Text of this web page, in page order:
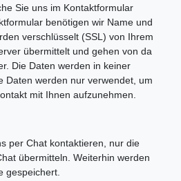
Sie uns im Kontaktformular
benötigen wir Name und
verschlüsselt (SSL) von Ihrem
übermittelt und gehen von da
Die Daten werden in keiner
Daten werden nur verwendet, um
mit Ihnen aufzunehmen.
per Chat kontaktieren, nur die
übermitteln. Weiterhin werden
gespeichert.